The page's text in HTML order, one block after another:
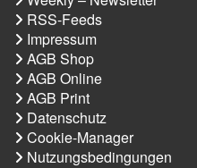
RSS-Feeds
Impressum
AGB Shop
AGB Online
AGB Print
Datenschutz
Cookie-Manager
Nutzungsbedingungen